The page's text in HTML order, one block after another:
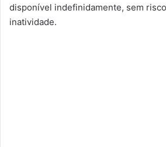
disponível indefinidamente, sem
inatividade.